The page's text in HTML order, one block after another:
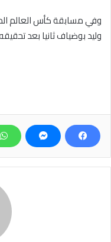
وفي مسابقة كأس العالم
وليد بوضياف ثانيا بعد تحقيقه